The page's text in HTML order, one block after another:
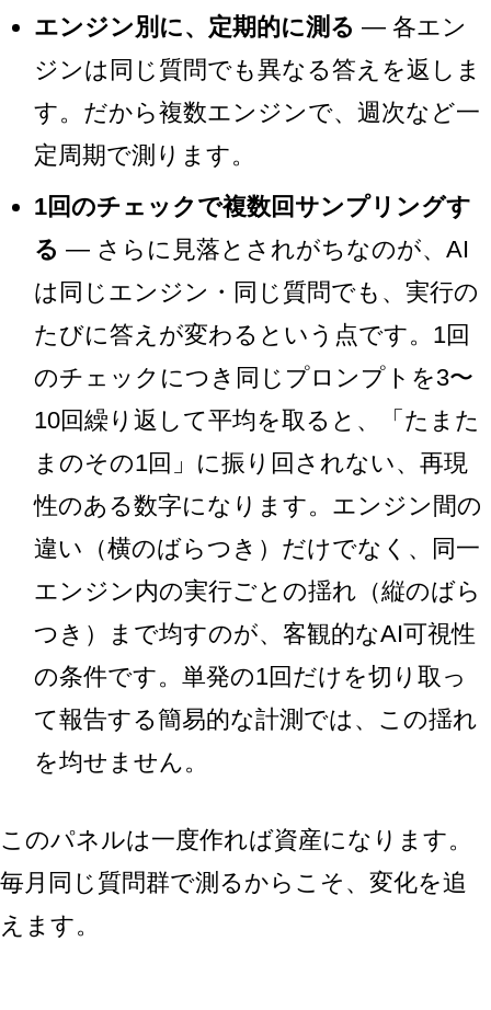
エンジン別に、定期的に測る — 各エン
ジンは同じ質問でも異なる答えを返しま
す。だから複数エンジンで、週次など一
定周期で測ります。
1回のチェックで複数回サンプリングす
る — さらに見落とされがちなのが、AI
は同じエンジン・同じ質問でも、実行の
たびに答えが変わるという点です。1回
のチェックにつき同じプロンプトを3〜
10回繰り返して平均を取ると、「たまた
まのその1回」に振り回されない、再現
性のある数字になります。エンジン間の
違い（横のばらつき）だけでなく、同一
エンジン内の実行ごとの揺れ（縦のばら
つき）まで均すのが、客観的なAI可視性
の条件です。単発の1回だけを切り取っ
て報告する簡易的な計測では、この揺れ
を均せません。
このパネルは一度作れば資産になります。
毎月同じ質問群で測るからこそ、変化を追
えます。